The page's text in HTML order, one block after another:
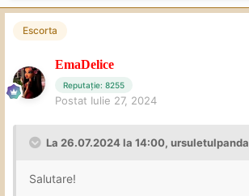
Escorta
EmaDelice
Reputație: 8255
Postat Iulie 27, 2024
La 26.07.2024 la 14:00, ursuletulpanda
Salutare!